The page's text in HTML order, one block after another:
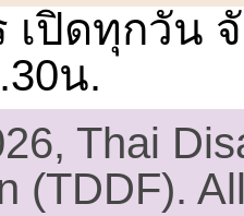
เปิดทุกวัน
น.
Thai
(TDDF).